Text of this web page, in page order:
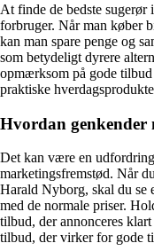
At finde de bedste
forbruger. Når man køber
kan man spare penge og
som betydeligt dyrere
opmærksom på gode
praktiske
Hvordan
Det kan være en
marketingsfremstød. Når
Harald Nyborg, skal du se
med de normale priser.
tilbud, der annonceres
tilbud, der virker for gode